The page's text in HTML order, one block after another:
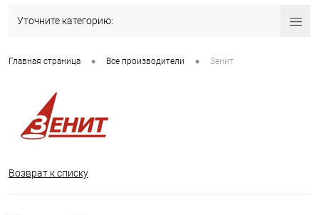
Уточните категорию:
Главная страница • Все производители • Зенит
Возврат к списку